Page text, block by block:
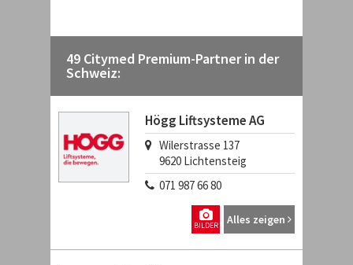
49 Citymed Premium-Partner in der
Schweiz:
Högg Liftsysteme AG
Wilerstrasse 137
9620 Lichtensteig
071 987 66 80
Alles zeigen
BILDER